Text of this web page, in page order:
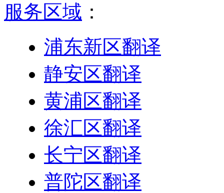
服务区域 ：
浦东新区翻译
静安区翻译
黄浦区翻译
徐汇区翻译
长宁区翻译
普陀区翻译